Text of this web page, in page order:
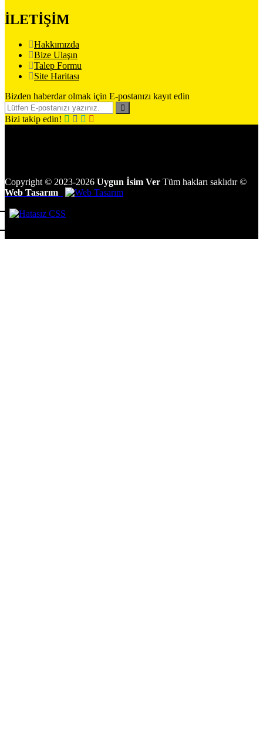
İLETİŞİM
Hakkımızda
Bize Ulaşın
Talep Formu
Site Haritası
Bizden haberdar olmak için E-postanızı kayıt edin
Bizi takip edin!
Copyright © 2023-2026 Uygun İsim Ver Tüm hakları saklıdır ©
Web Tasarım